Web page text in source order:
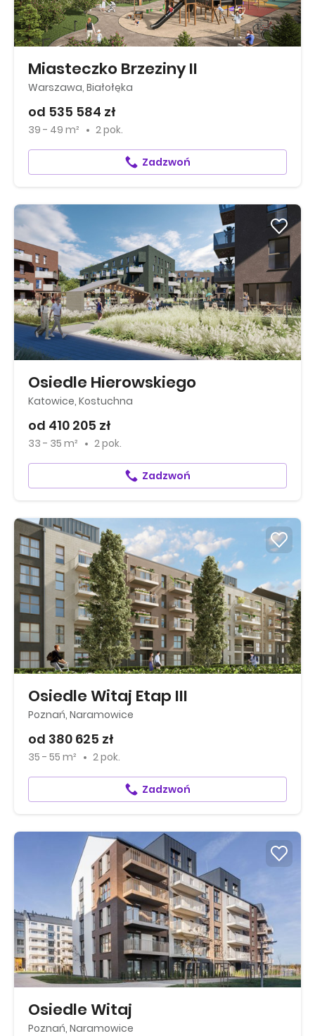
Miasteczko Brzeziny II
Warszawa, Białołęka
od 535 584 zł
39 - 49 m² 2 pok.
Zadzwoń
Osiedle Hierowskiego
Katowice, Kostuchna
od 410 205 zł
33 - 35 m² 2 pok.
Zadzwoń
Osiedle Witaj Etap III
Poznań, Naramowice
od 380 625 zł
35 - 55 m² 2 pok.
Zadzwoń
Osiedle Witaj
Poznań, Naramowice